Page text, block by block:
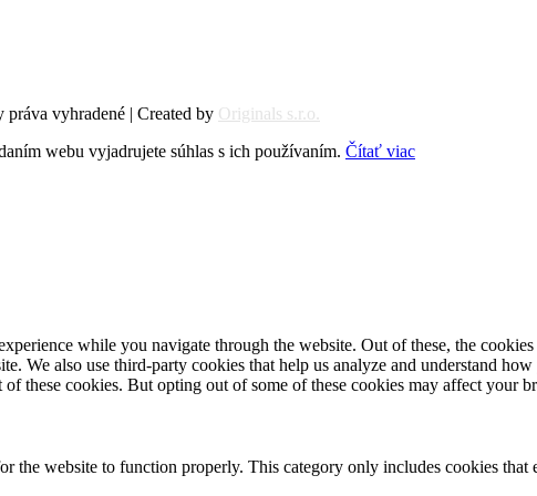
vyhradené | Created by Originals s.r.o.
webu vyjadrujete súhlas s ich používaním. Čítať viac
while you navigate through the website. Out of these, the
We also use third-party cookies that help us analyze and understand
these cookies. But opting out of some of these cookies may affect your
the website to function properly. This category only includes cookies